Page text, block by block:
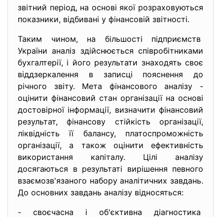
звітний період, на основі якої розраховуються
показники, відбивані у фінансовій звітності.
Таким чином, на більшості підприємств
України аналіз здійснюється співробітниками
бухгалтерії, і його результати знаходять своє
віддзеркалення в записці пояснення до
річного звіту. Мета фінансового аналізу -
оцінити фінансовий стан організації на основі
достовірної інформації, визначити фінансовий
результат, фінансову стійкість організації,
ліквідність її балансу, платоспроможність
організації, а також оцінити ефективність
використання капіталу. Цілі аналізу
досягаються в результаті вирішення певного
взаємозв'язаного набору аналітичних завдань.
До основних завдань аналізу відносяться:
- своєчасна і об'єктивна діагностика